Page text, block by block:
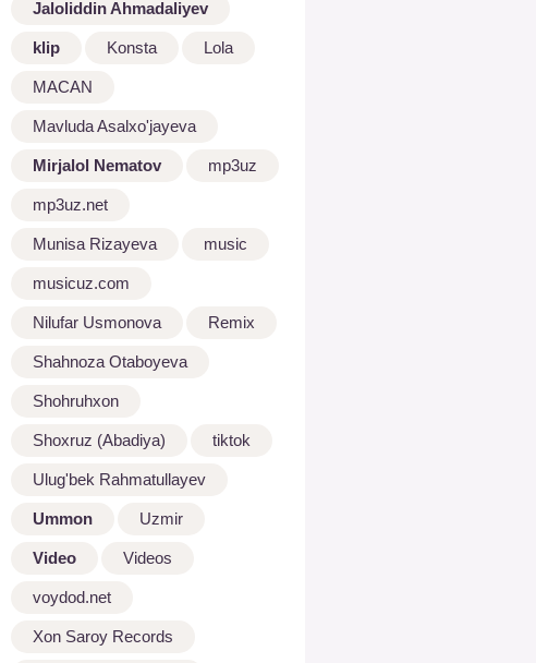
Jaloliddin Ahmadaliyev
klip Konsta Lola
MACAN
Mavluda Asalxo'jayeva
Mirjalol Nematov mp3uz
mp3uz.net
Munisa Rizayeva music
musicuz.com
Nilufar Usmonova Remix
Shahnoza Otaboyeva
Shohruhxon
Shoxruz (Abadiya) tiktok
Ulug'bek Rahmatullayev
Ummon Uzmir
Video Videos
voydod.net
Xon Saroy Records